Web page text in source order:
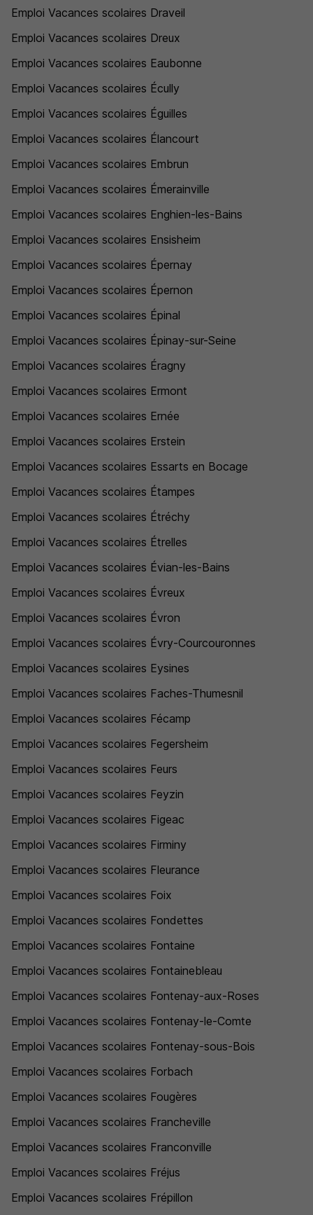
Emploi Vacances scolaires Draveil
Emploi Vacances scolaires Dreux
Emploi Vacances scolaires Eaubonne
Emploi Vacances scolaires Écully
Emploi Vacances scolaires Éguilles
Emploi Vacances scolaires Élancourt
Emploi Vacances scolaires Embrun
Emploi Vacances scolaires Émerainville
Emploi Vacances scolaires Enghien-les-Bains
Emploi Vacances scolaires Ensisheim
Emploi Vacances scolaires Épernay
Emploi Vacances scolaires Épernon
Emploi Vacances scolaires Épinal
Emploi Vacances scolaires Épinay-sur-Seine
Emploi Vacances scolaires Éragny
Emploi Vacances scolaires Ermont
Emploi Vacances scolaires Ernée
Emploi Vacances scolaires Erstein
Emploi Vacances scolaires Essarts en Bocage
Emploi Vacances scolaires Étampes
Emploi Vacances scolaires Étréchy
Emploi Vacances scolaires Étrelles
Emploi Vacances scolaires Évian-les-Bains
Emploi Vacances scolaires Évreux
Emploi Vacances scolaires Évron
Emploi Vacances scolaires Évry-Courcouronnes
Emploi Vacances scolaires Eysines
Emploi Vacances scolaires Faches-Thumesnil
Emploi Vacances scolaires Fécamp
Emploi Vacances scolaires Fegersheim
Emploi Vacances scolaires Feurs
Emploi Vacances scolaires Feyzin
Emploi Vacances scolaires Figeac
Emploi Vacances scolaires Firminy
Emploi Vacances scolaires Fleurance
Emploi Vacances scolaires Foix
Emploi Vacances scolaires Fondettes
Emploi Vacances scolaires Fontaine
Emploi Vacances scolaires Fontainebleau
Emploi Vacances scolaires Fontenay-aux-Roses
Emploi Vacances scolaires Fontenay-le-Comte
Emploi Vacances scolaires Fontenay-sous-Bois
Emploi Vacances scolaires Forbach
Emploi Vacances scolaires Fougères
Emploi Vacances scolaires Francheville
Emploi Vacances scolaires Franconville
Emploi Vacances scolaires Fréjus
Emploi Vacances scolaires Frépillon